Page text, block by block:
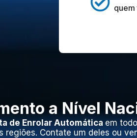
quem
a Nível
de Enrolar Automática em
regiões. Contate um deles ou